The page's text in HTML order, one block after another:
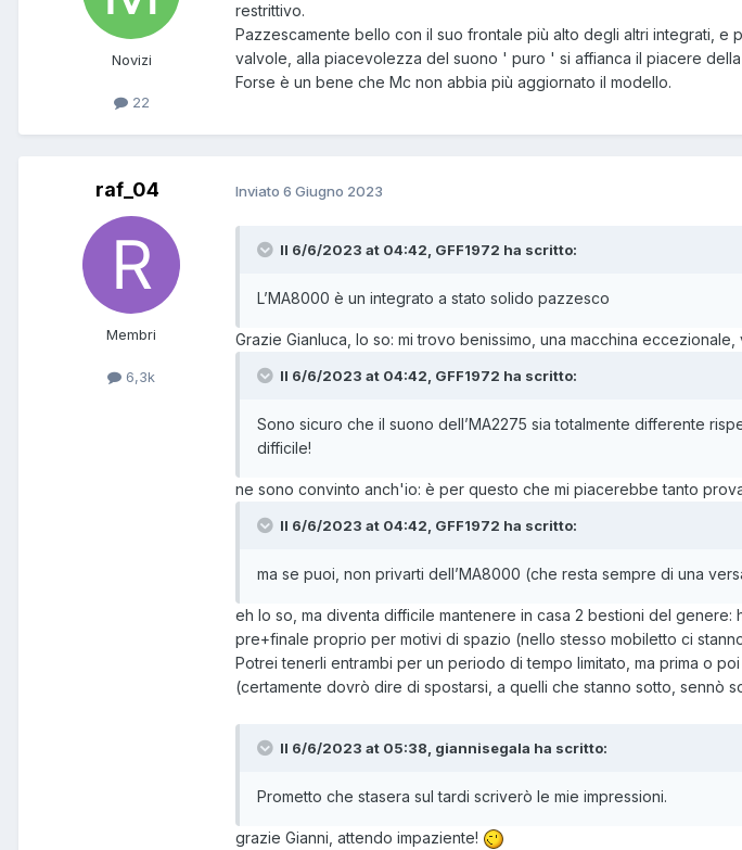
Novizi
22
restrittivo.
Pazzescamente bello con il suo frontale più alto degli altri integrati,
valvole, alla piacevolezza del suono ' puro ' si affianca il piacere
Forse è un bene che Mc non abbia più aggiornato il modello.
raf_04
Membri
6,3k
Inviato 6 Giugno 2023
Il 6/6/2023 at 04:42, GFF1972 ha scritto:
L’MA8000 è un integrato a stato solido pazzesco
Grazie Gianluca, lo so: mi trovo benissimo, una macchina
Il 6/6/2023 at 04:42, GFF1972 ha scritto:
Sono sicuro che il suono dell’MA2275 sia totalmente differente
difficile!
ne sono convinto anch'io: è per questo che mi piacerebbe tanto
Il 6/6/2023 at 04:42, GFF1972 ha scritto:
ma se puoi, non privarti dell’MA8000 (che resta sempre di una
eh lo so, ma diventa difficile mantenere in casa 2 bestioni del
pre+finale proprio per motivi di spazio (nello stesso mobiletto ci
Potrei tenerli entrambi per un periodo di tempo limitato, ma prima o
(certamente dovrò dire di spostarsi, a quelli che stanno sotto, sennò
Il 6/6/2023 at 05:38, giannisegala ha scritto:
Prometto che stasera sul tardi scriverò le mie impressioni.
grazie Gianni, attendo impaziente!